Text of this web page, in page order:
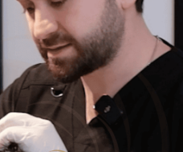
für Details.
such as the United
that they lack expertise.
may not have access to the
be found in both countries.